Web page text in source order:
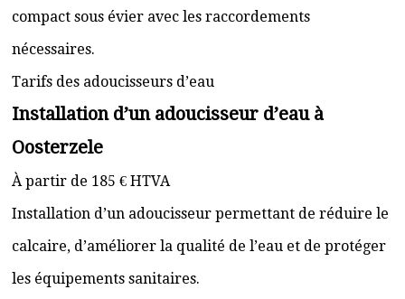
compact sous évier avec les raccordements
nécessaires.
Tarifs des adoucisseurs d’eau
Installation d’un adoucisseur d’eau à
Oosterzele
À partir de 185 € HTVA
Installation d’un adoucisseur permettant de réduire le
calcaire, d’améliorer la qualité de l’eau et de protéger
les équipements sanitaires.